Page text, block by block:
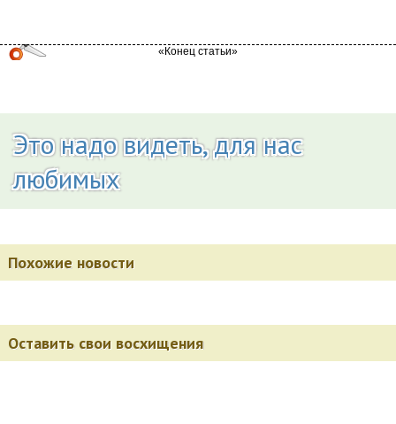
Это надо видеть, для нас
любимых
Похожие новости
Оставить свои восхищения